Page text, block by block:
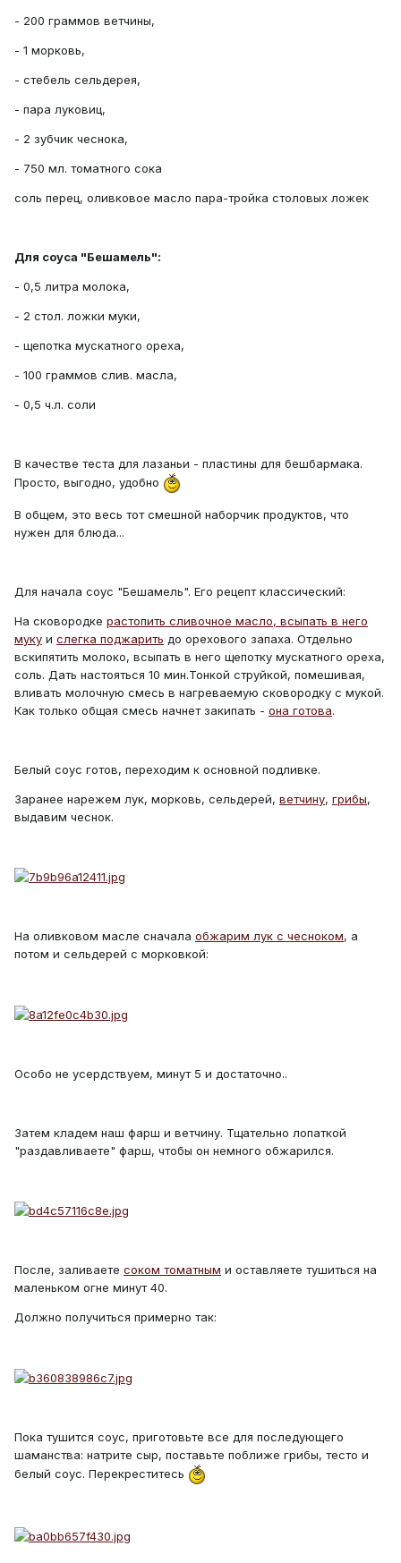
- 200 граммов ветчины,
- 1 морковь,
- стебель сельдерея,
- пара луковиц,
- 2 зубчик чеснока,
- 750 мл. томатного сока
соль перец, оливковое масло пара-тройка столовых ложек
Для соуса "Бешамель":
- 0,5 литра молока,
- 2 стол. ложки муки,
- щепотка мускатного ореха,
- 100 граммов слив. масла,
- 0,5 ч.л. соли
В качестве теста для лазаньи - пластины для бешбармака.
Просто, выгодно, удобно
В общем, это весь тот смешной наборчик продуктов, что
нужен для блюда...
Для начала соус "Бешамель". Его рецепт классический:
На сковородке растопить сливочное масло, всыпать в него
муку и слегка поджарить до орехового запаха. Отдельно
вскипятить молоко, всыпать в него щепотку мускатного ореха,
соль. Дать настояться 10 мин.Тонкой струйкой, помешивая,
вливать молочную смесь в нагреваемую сковородку с мукой.
Как только общая смесь начнет закипать - она готова.
Белый соус готов, переходим к основной подливке.
Заранее нарежем лук, морковь, сельдерей, ветчину, грибы,
выдавим чеснок.
На оливковом масле сначала обжарим лук с чесноком, а
потом и сельдерей с морковкой:
Особо не усердствуем, минут 5 и достаточно..
Затем кладем наш фарш и ветчину. Тщательно лопаткой
"раздавливаете" фарш, чтобы он немного обжарился.
После, заливаете соком томатным и оставляете тушиться на
маленьком огне минут 40.
Должно получиться примерно так:
Пока тушится соус, приготовьте все для последующего
шаманства: натрите сыр, поставьте поближе грибы, тесто и
белый соус. Перекреститесь